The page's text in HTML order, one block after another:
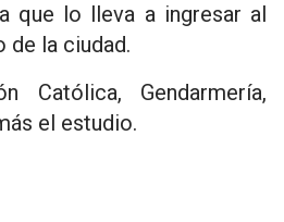
que lo lleva a ingresar al
de la ciudad.
Católica, Gendarmería,
el estudio.